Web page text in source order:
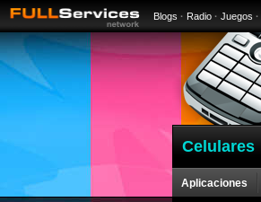
Blogs · Radio · Juegos ·
Celulares
Aplicaciones